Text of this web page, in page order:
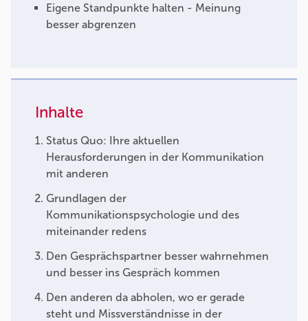
Eigene Standpunkte halten - Meinung
besser abgrenzen
Inhalte
Status Quo: Ihre aktuellen
Herausforderungen in der Kommunikation
mit anderen
Grundlagen der
Kommunikationspsychologie und des
miteinander redens
Den Gesprächspartner besser wahrnehmen
und besser ins Gespräch kommen
Den anderen da abholen, wo er gerade
steht und Missverständnisse in der